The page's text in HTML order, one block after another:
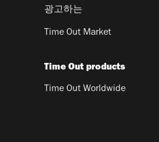
광고하는
Time Out Market
Time Out products
Time Out Worldwide